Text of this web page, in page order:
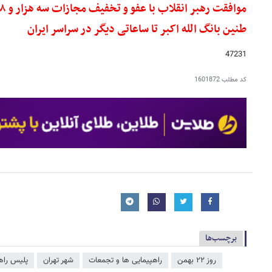
موافقت رهبر انقلاب با عفو و تخفیف مجازات سه هزار و ۳۸۸ نفر از محکومان
طنین بانگ الله اکبر تا ساعاتی دیگر در سراسر ایران
47231
کد مطلب1601872
برچسب‌ها
روز ۲۲ بهمن راهپیمایی ها و تجمعات شهر تهران پلیس